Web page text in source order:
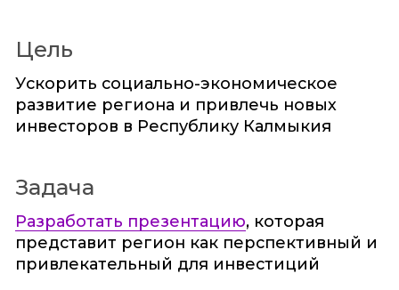
Цель
Ускорить социально-экономическое
развитие региона и привлечь новых
инвесторов в Республику Калмыкия
Задача
Разработать презентацию, которая
представит регион как перспективный и
привлекательный для инвестиций